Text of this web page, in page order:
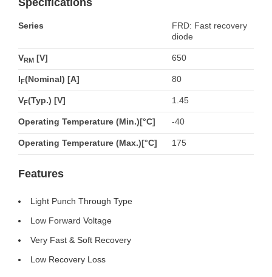
Specifications
Series
FRD: Fast recovery
diode
VRM [V] 650
IF(Nominal) [A] 80
VF(Typ.) [V] 1.45
Operating Temperature (Min.)[°C] -40
Operating Temperature (Max.)[°C] 175
Features
Light Punch Through Type
Low Forward Voltage
Very Fast & Soft Recovery
Low Recovery Loss